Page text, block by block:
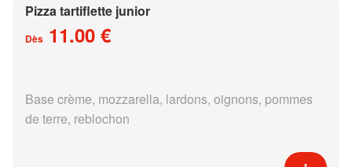
Pizza tartiflette junior
Dès 11.00 €
Base crème, mozzarella, lardons, oignons, pommes
de terre, reblochon